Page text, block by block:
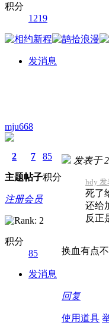
积分
1219
发消息
mju668
2
主题
7
帖子
85
积分
注册会员
积分
85
发消息
发表于
hdy 发
死了
还给
反正
换血有点
回复
使用道具